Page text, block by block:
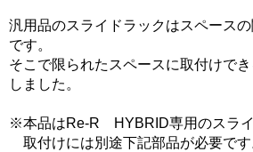
汎用品のスライドラックはスペース
です。
そこで限られたスペースに取付けで
しました。
※本品はRe-R HYBRID専用のスライ
取付けには別途下記部品が必要です